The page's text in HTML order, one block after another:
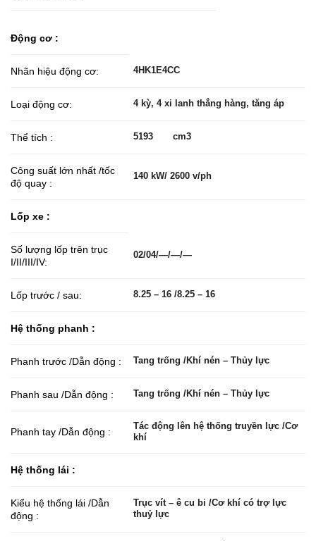
Động cơ :
Nhãn hiệu động cơ: 4HK1E4CC
Loại động cơ: 4 kỳ, 4 xi lanh thẳng hàng, tăng áp
Thể tích : 5193 cm3
Công suất lớn nhất /tốc
độ quay :
140 kW/ 2600 v/ph
Lốp xe :
Số lượng lốp trên trục
I/II/III/IV:
02/04/—/—/—
Lốp trước / sau: 8.25 – 16 /8.25 – 16
Hệ thống phanh :
Phanh trước /Dẫn động : Tang trống /Khí nén – Thủy lực
Phanh sau /Dẫn động : Tang trống /Khí nén – Thủy lực
Phanh tay /Dẫn động :
Tác động lên hệ thống truyền lực /Cơ
khí
Hệ thống lái :
Kiểu hệ thống lái /Dẫn
động :
Trục vít – ê cu bi /Cơ khí có trợ lực
thuỷ lực